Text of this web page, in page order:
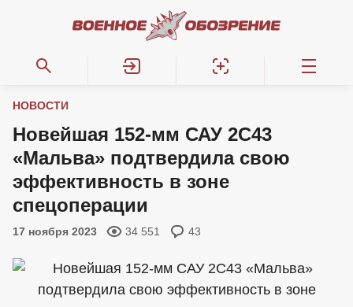
НОВОСТИ
Новейшая 152-мм САУ 2С43
«Мальва» подтвердила свою
эффективность в зоне
спецоперации
17 ноября 2023 34 551 43